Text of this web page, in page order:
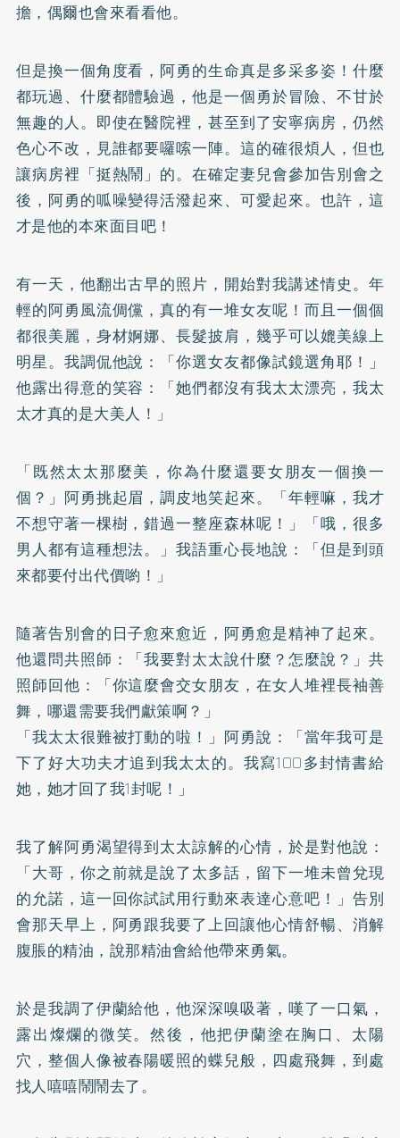
擔，偶爾也會來看看他。
但是換一個角度看，阿勇的生命真是多采多姿！什麼
都玩過、什麼都體驗過，他是一個勇於冒險、不甘於
無趣的人。即使在醫院裡，甚至到了安寧病房，仍然
色心不改，見誰都要囉嗦一陣。這的確很煩人，但也
讓病房裡「挺熱鬧」的。在確定妻兒會參加告別會之
後，阿勇的呱噪變得活潑起來、可愛起來。也許，這
才是他的本來面目吧！
有一天，他翻出古早的照片，開始對我講述情史。年
輕的阿勇風流倜儻，真的有一堆女友呢！而且一個個
都很美麗，身材婀娜、長髮披肩，幾乎可以媲美線上
明星。我調侃他說：「你選女友都像試鏡選角耶！」
他露出得意的笑容：「她們都沒有我太太漂亮，我太
太才真的是大美人！」
「既然太太那麼美，你為什麼還要女朋友一個換一
個？」阿勇挑起眉，調皮地笑起來。「年輕嘛，我才
不想守著一棵樹，錯過一整座森林呢！」「哦，很多
男人都有這種想法。」我語重心長地說：「但是到頭
來都要付出代價喲！」
隨著告別會的日子愈來愈近，阿勇愈是精神了起來。
他還問共照師：「我要對太太說什麼？怎麼說？」共
照師回他：「你這麼會交女朋友，在女人堆裡長袖善
舞，哪還需要我們獻策啊？」
「我太太很難被打動的啦！」阿勇說：「當年我可是
下了好大功夫才追到我太太的。我寫100多封情書給
她，她才回了我1封呢！」
我了解阿勇渴望得到太太諒解的心情，於是對他說：
「大哥，你之前就是說了太多話，留下一堆未曾兌現
的允諾，這一回你試試用行動來表達心意吧！」告別
會那天早上，阿勇跟我要了上回讓他心情舒暢、消解
腹脹的精油，說那精油會給他帶來勇氣。
於是我調了伊蘭給他，他深深嗅吸著，嘆了一口氣，
露出燦爛的微笑。然後，他把伊蘭塗在胸口、太陽
穴，整個人像被春陽暖照的蝶兒般，四處飛舞，到處
找人嘻嘻鬧鬧去了。